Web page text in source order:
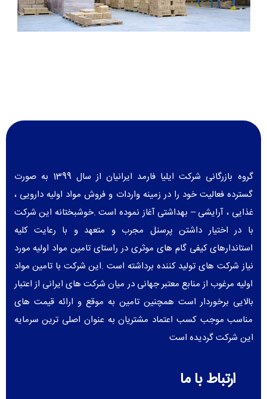
گروه بازرگانی شرکت ایلیا فارمد ایرانیان از سال 1399 به صورت
گسترده فعالیت خود را در زمینه واردات و فروش مواد اولیه دارویی ،
غذایی ، آرایشی – بهداشتی آغاز نموده است .خوشبختانه این شرکت
با در اختیار داشتن پرسنل مجرب و متعهد و با رعایت کلیه
استاندارهای کیفی گام های موثری در راستای تامین مواد اولیه مورد
نیاز شرکت های تولید کننده برداشته است .این شرکت با تامین مواد
اولیه مرغوب از منابع معتبر جهانی در میان شرکت های ایرانی از اعتبار
بالایی برخوردار است همچنین تامین به موقع و ارائه قیمت های
مناسب موجب کسب اعتماد مشتریان به عنوان اصلی ترین سرمایه
این شرکت گردیده است
ارتباط با ما